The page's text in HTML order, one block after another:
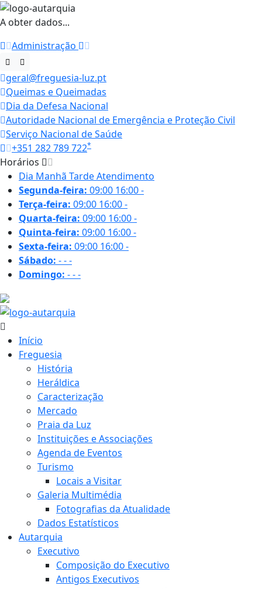
A obter dados...
Administração
geral@freguesia-luz.pt
Queimas e Queimadas
Dia da Defesa Nacional
Autoridade Nacional de Emergência e Proteção Civil
Serviço Nacional de Saúde
+351 282 789 722*
Horários
Dia Manhã TardeAtendimento
Segunda-feira: 09:00 16:00-
Terça-feira: 09:00 16:00-
Quarta-feira: 09:00 16:00-
Quinta-feira: 09:00 16:00-
Sexta-feira: 09:00 16:00-
Sábado: ---
Domingo: ---
Início
Freguesia
História
Heráldica
Caracterização
Mercado
Praia da Luz
Instituições e Associações
Agenda de Eventos
Turismo
Locais a Visitar
Galeria Multimédia
Fotografias da Atualidade
Dados Estatísticos
Autarquia
Executivo
Composição do Executivo
Antigos Executivos